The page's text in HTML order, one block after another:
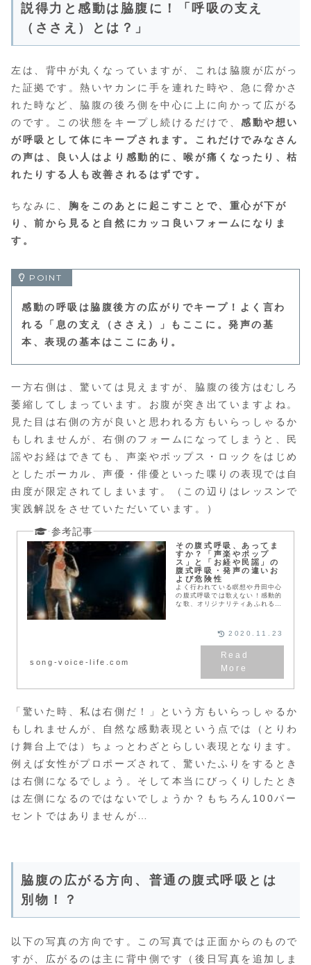
説得力と感動は脇腹に！「呼吸の支え
（ささえ）とは？」
左は、背中が丸くなっていますが、これは脇腹が広がっ
た証拠です。熱いヤカンに手を連れた時や、急に脅かさ
れた時など、脇腹の後ろ側を中心に上に向かって広がる
のです。この状態をキープし続けるだけで、感動や想い
が呼吸として体にキープされます。これだけでみなさん
の声は、良い人はより感動的に、喉が痛くなったり、枯
れたりする人も改善されるはずです。
ちなみに、 胸をこのあとに起こすことで、重心が下が
り、前から見ると自然にカッコ良いフォームになりま
す。
感動の呼吸は脇腹後方の広がりでキープ！よく言わ
れる「息の支え（ささえ）」もここに。発声の基
本、表現の基本はここにあり。
一方右側は、驚いては見えますが、脇腹の後方はむしろ
萎縮してしまっています。お腹が突き出ていますよね。
見た目は右側の方が良いと思われる方もいらっしゃるか
もしれませんが、右側のフォームになってしまうと、民
謡やお経はできても、声楽やポップス・ロックをはじめ
としたボーカル、声優・俳優といった喋りの表現では自
由度が限定されてしまいます。（この辺りはレッスンで
実践解説をさせていただいています。）
その腹式呼吸、あってま
すか？「声楽やポップ
ス」と「お経や民謡」の
腹式呼吸・発声の違いお
よび危険性
よく行われている瞑想や丹田中心
の腹式呼吸では歌えない！感動的
な歌、オリジナリティあふれる歌
吸について」「歌に必要な腹式呼
吸は西洋と日本では似て非なるも
の！？目的がそもそも違う」「日
song-voice-life.com
2020.11.23
「驚いた時、私は右側だ！」という方もいらっしゃるか
もしれませんが、自然な感動表現という点では（とりわ
け舞台上では）ちょっとわざとらしい表現となります。
例えば女性がプロポーズされて、驚いたふりをするとき
は右側になるでしょう。そして本当にびっくりしたとき
は左側になるのではないでしょうか？もちろん100パー
セントではありませんが…
脇腹の広がる方向、普通の腹式呼吸とは
別物！？
以下の写真の方向です。この写真では正面からのもので
すが、広がるのは主に背中側です（後日写真を追加しま